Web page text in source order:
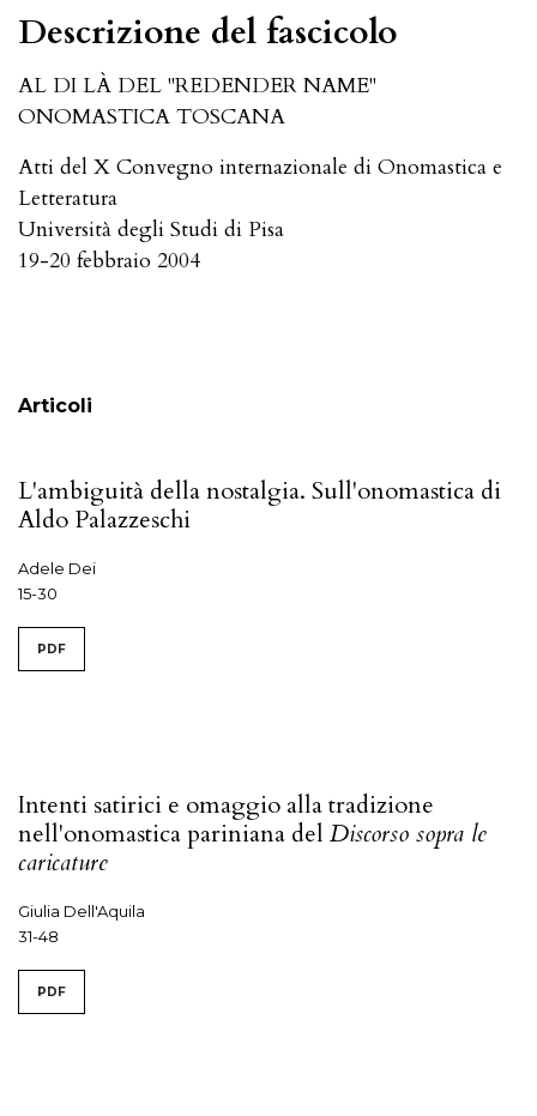
Descrizione del fascicolo
AL DI LÀ DEL "REDENDER NAME"
ONOMASTICA TOSCANA
Atti del X Convegno internazionale di Onomastica e
Letteratura
Università degli Studi di Pisa
19-20 febbraio 2004
Articoli
L'ambiguità della nostalgia. Sull'onomastica di
Aldo Palazzeschi
Adele Dei
15-30
PDF
Intenti satirici e omaggio alla tradizione
nell'onomastica pariniana del Discorso sopra le
caricature
Giulia Dell'Aquila
31-48
PDF